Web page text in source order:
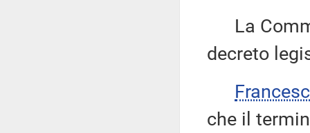
La
decreto
che il